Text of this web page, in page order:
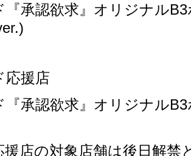
承認欲求』オリジナルB3
援店
承認欲求』オリジナルB3
の対象店舗は後日解禁